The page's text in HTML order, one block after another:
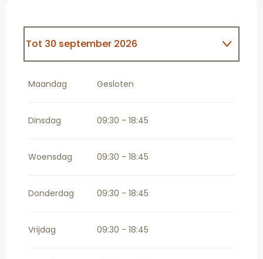
Tot 30 september 2026
2026
2027
Maandag Gesloten
Dinsdag 09:30 - 18:45
Woensdag 09:30 - 18:45
Donderdag 09:30 - 18:45
Vrijdag 09:30 - 18:45